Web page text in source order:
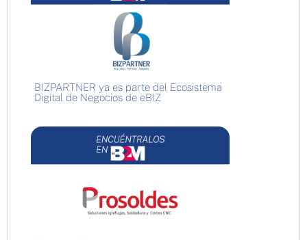
BIZPARTNER ya es parte del Ecosistema
Digital de Negocios de eBIZ